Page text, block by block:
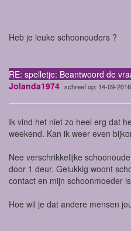
Heb je leuke schoonouders ?
RE: spelletje: Beantwoord de
Jolanda1974 schreef op: 14-09-
Ik vind het niet zo heel erg dat
weekend. Kan ik weer even
Nee verschrikkelijke
door 1 deur. Gelukkig woont
contact en mijn schoonmoeder
Hoe wil je dat andere mensen